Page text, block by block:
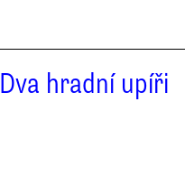
Dva hradní upíři